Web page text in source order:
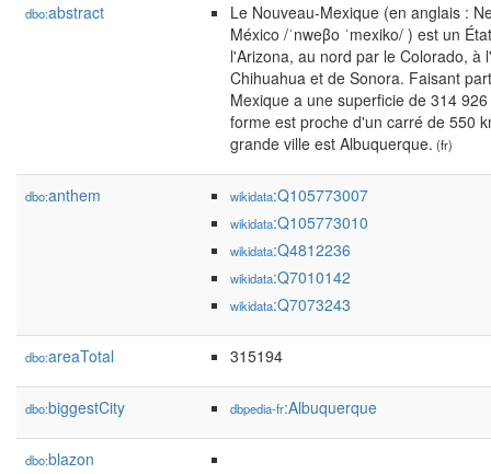
dbo:abstract
Le Nouveau-Mexique (en anglais :
México /ˈnweβo ˈmexiko/ ) est un
l'Arizona, au nord par le Colorado, à
Chihuahua et de Sonora. Faisant
Mexique a une superficie de 314
forme est proche d'un carré de 550
grande ville est Albuquerque. (fr)
dbo:anthem wikidata:Q105773007
wikidata:Q105773010
wikidata:Q4812236
wikidata:Q7010142
wikidata:Q7073243
dbo:areaTotal 315194
dbo:biggestCity dbpedia-fr:Albuquerque
dbo:blazon